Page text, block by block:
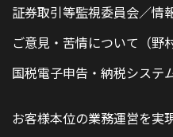
証券取引等監視委員会／情
ご意見・苦情について（野
国税電子申告・納税システ
お客様本位の業務運営を実